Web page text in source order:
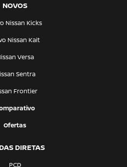
NOVOS
Nissan Kicks
Nissan Kait
Versa
Sentra
Frontier
Ofertas
DIRETAS
PCD